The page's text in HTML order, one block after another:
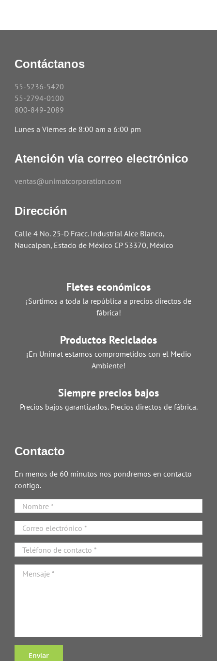
Contáctanos
55-5236-5420
55-2794-0100
800-849-2089
Lunes a Viernes de 8:00 am a 6:00 pm
Atención vía correo electrónico
ventas@unimatcorporation.com
Dirección
Calle 4 No. 25-D Fracc. Industrial Alce Blanco,
Naucalpan, Estado de México CP 53370, México
Fletes económicos
¡Surtimos a toda la república a precios directos de
fábrica!
Productos Reciclados
¡En Unimat estamos comprometidos con el Medio
Ambiente!
Siempre precios bajos
Precios bajos garantizados. Precios directos de fábrica.
Contacto
En menos de 60 minutos nos pondremos en contacto
contigo.